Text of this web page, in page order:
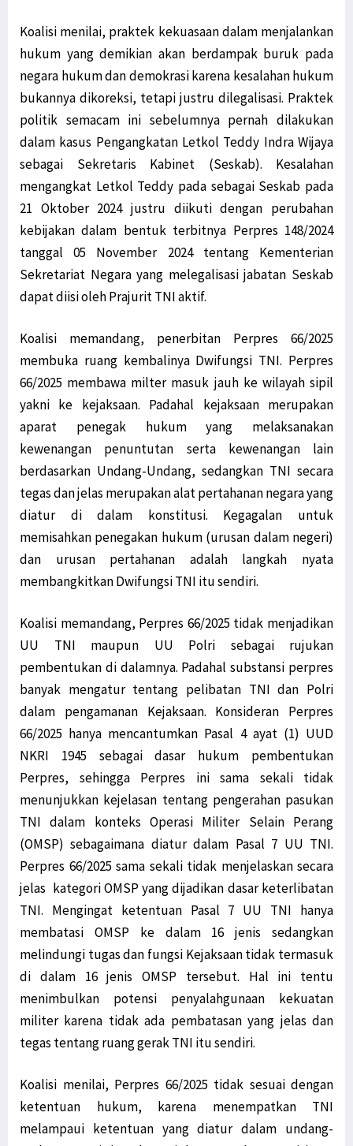
Koalisi menilai, praktek kekuasaan dalam menjalankan
hukum yang demikian akan berdampak buruk pada
negara hukum dan demokrasi karena kesalahan hukum
bukannya dikoreksi, tetapi justru dilegalisasi. Praktek
politik semacam ini sebelumnya pernah dilakukan
dalam kasus Pengangkatan Letkol Teddy Indra Wijaya
sebagai Sekretaris Kabinet (Seskab). Kesalahan
mengangkat Letkol Teddy pada sebagai Seskab pada
21 Oktober 2024 justru diikuti dengan perubahan
kebijakan dalam bentuk terbitnya Perpres 148/2024
tanggal 05 November 2024 tentang Kementerian
Sekretariat Negara yang melegalisasi jabatan Seskab
dapat diisi oleh Prajurit TNI aktif.
Koalisi memandang, penerbitan Perpres 66/2025
membuka ruang kembalinya Dwifungsi TNI. Perpres
66/2025 membawa milter masuk jauh ke wilayah sipil
yakni ke kejaksaan. Padahal kejaksaan merupakan
aparat penegak hukum yang melaksanakan
kewenangan penuntutan serta kewenangan lain
berdasarkan Undang-Undang, sedangkan TNI secara
tegas dan jelas merupakan alat pertahanan negara yang
diatur di dalam konstitusi. Kegagalan untuk
memisahkan penegakan hukum (urusan dalam negeri)
dan urusan pertahanan adalah langkah nyata
membangkitkan Dwifungsi TNI itu sendiri.
Koalisi memandang, Perpres 66/2025 tidak menjadikan
UU TNI maupun UU Polri sebagai rujukan
pembentukan di dalamnya. Padahal substansi perpres
banyak mengatur tentang pelibatan TNI dan Polri
dalam pengamanan Kejaksaan. Konsideran Perpres
66/2025 hanya mencantumkan Pasal 4 ayat (1) UUD
NKRI 1945 sebagai dasar hukum pembentukan
Perpres, sehingga Perpres ini sama sekali tidak
menunjukkan kejelasan tentang pengerahan pasukan
TNI dalam konteks Operasi Militer Selain Perang
(OMSP) sebagaimana diatur dalam Pasal 7 UU TNI.
Perpres 66/2025 sama sekali tidak menjelaskan secara
jelas kategori OMSP yang dijadikan dasar keterlibatan
TNI. Mengingat ketentuan Pasal 7 UU TNI hanya
membatasi OMSP ke dalam 16 jenis sedangkan
melindungi tugas dan fungsi Kejaksaan tidak termasuk
di dalam 16 jenis OMSP tersebut. Hal ini tentu
menimbulkan potensi penyalahgunaan kekuatan
militer karena tidak ada pembatasan yang jelas dan
tegas tentang ruang gerak TNI itu sendiri.
Koalisi menilai, Perpres 66/2025 tidak sesuai dengan
ketentuan hukum, karena menempatkan TNI
melampaui ketentuan yang diatur dalam undang-